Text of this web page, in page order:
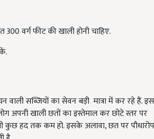
वर्ग फीट की खाली होनी चाहिए.
सब्जियों का सेवन बड़ी मात्रा में कर रहे हैं. इससे
अपनी खाली छतों का इस्तेमाल कर छोटे स्तर पर
कुछ हद तक कम हो. इसके अलावा, छत पर पौधारोपण
है.